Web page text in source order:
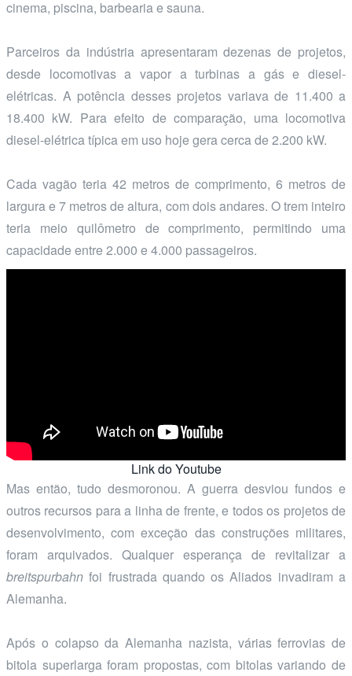
cinema, piscina, barbearia e sauna.
Parceiros da indústria apresentaram dezenas de projetos,
desde locomotivas a vapor a turbinas a gás e diesel-
elétricas. A potência desses projetos variava de 11.400 a
18.400 kW. Para efeito de comparação, uma locomotiva
diesel-elétrica típica em uso hoje gera cerca de 2.200 kW.
Cada vagão teria 42 metros de comprimento, 6 metros de
largura e 7 metros de altura, com dois andares. O trem inteiro
teria meio quilômetro de comprimento, permitindo uma
capacidade entre 2.000 e 4.000 passageiros.
Link do Youtube
Mas então, tudo desmoronou. A guerra desviou fundos e
outros recursos para a linha de frente, e todos os projetos de
desenvolvimento, com exceção das construções militares,
foram arquivados. Qualquer esperança de revitalizar a
breitspurbahn foi frustrada quando os Aliados invadiram a
Alemanha.
Após o colapso da Alemanha nazista, várias ferrovias de
bitola superlarga foram propostas, com bitolas variando de